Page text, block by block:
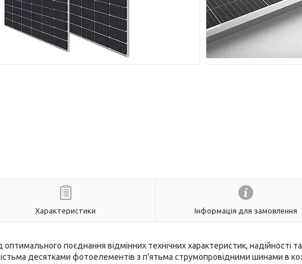
Характеристики Інформація для замовлення
поєднання відмінних технічних характеристик, надійності та
десятками фотоелементів з п'ятьма струмопровідними шинами в